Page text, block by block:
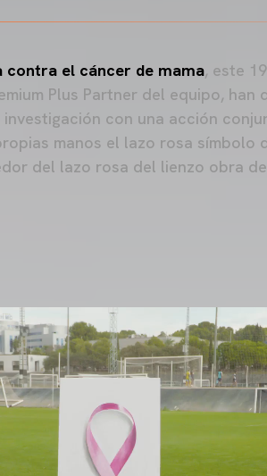
contra el cáncer de mama, este
Plus Partner del equipo,
con una acción
manos el lazo rosa símbolo
del lazo rosa del lienzo obra